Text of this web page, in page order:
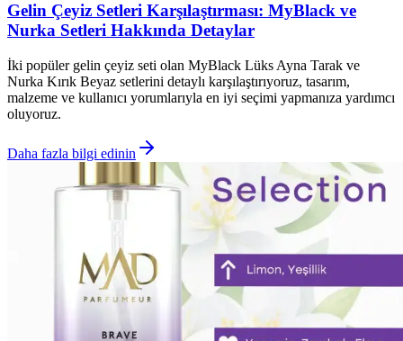
Gelin Çeyiz Setleri Karşılaştırması: MyBlack ve
Nurka Setleri Hakkında Detaylar
İki popüler gelin çeyiz seti olan MyBlack Lüks Ayna Tarak ve
Nurka Kırık Beyaz setlerini detaylı karşılaştırıyoruz, tasarım,
malzeme ve kullanıcı yorumlarıyla en iyi seçimi yapmanıza yardımcı
oluyoruz.
Daha fazla bilgi edinin